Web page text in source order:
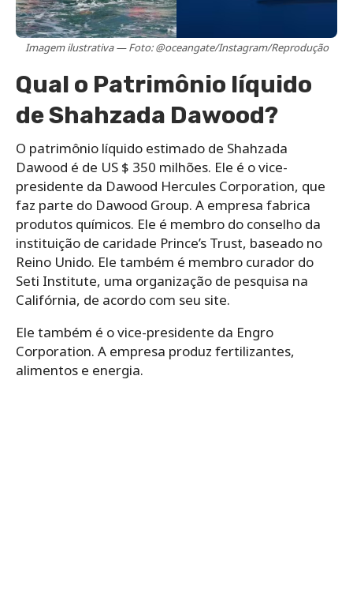
Imagem ilustrativa — Foto: @oceangate/Instagram/Reprodução
Qual o Patrimônio líquido
de Shahzada Dawood?
O patrimônio líquido estimado de Shahzada
Dawood é de US $ 350 milhões. Ele é o vice-
presidente da Dawood Hercules Corporation, que
faz parte do Dawood Group. A empresa fabrica
produtos químicos. Ele é membro do conselho da
instituição de caridade Prince’s Trust, baseado no
Reino Unido. Ele também é membro curador do
Seti Institute, uma organização de pesquisa na
Califórnia, de acordo com seu site.
Ele também é o vice-presidente da Engro
Corporation. A empresa produz fertilizantes,
alimentos e energia.